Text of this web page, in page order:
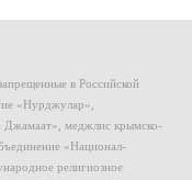
в Российской
«Нурджулар»,
Джамаат», меджлис крымско-
«Национал-
религиозное